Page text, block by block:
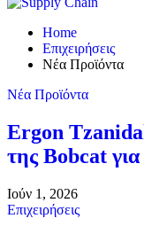
Home
Επιχειρήσεις
Νέα Προϊόντα
Νέα Προϊόντα
Ergon
της Bobcat
Ιούν 1, 2026
Επιχειρήσεις